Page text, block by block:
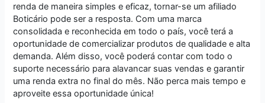
renda de maneira simples e eficaz, tornar-se um afiliado
Boticário pode ser a resposta. Com uma marca
consolidada e reconhecida em todo o país, você terá a
oportunidade de comercializar produtos de qualidade e alta
demanda. Além disso, você poderá contar com todo o
suporte necessário para alavancar suas vendas e garantir
uma renda extra no final do mês. Não perca mais tempo e
aproveite essa oportunidade única!